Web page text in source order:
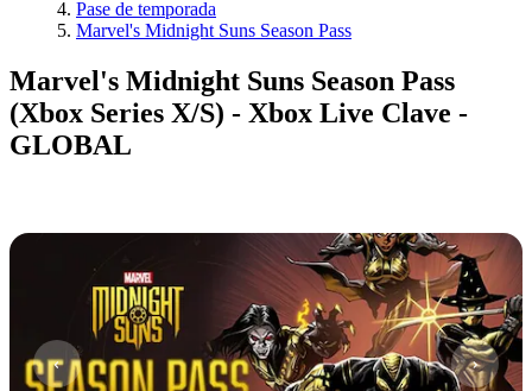
Pase de temporada
Marvel's Midnight Suns Season Pass
Marvel's Midnight Suns Season Pass
(Xbox Series X/S) - Xbox Live Clave -
GLOBAL